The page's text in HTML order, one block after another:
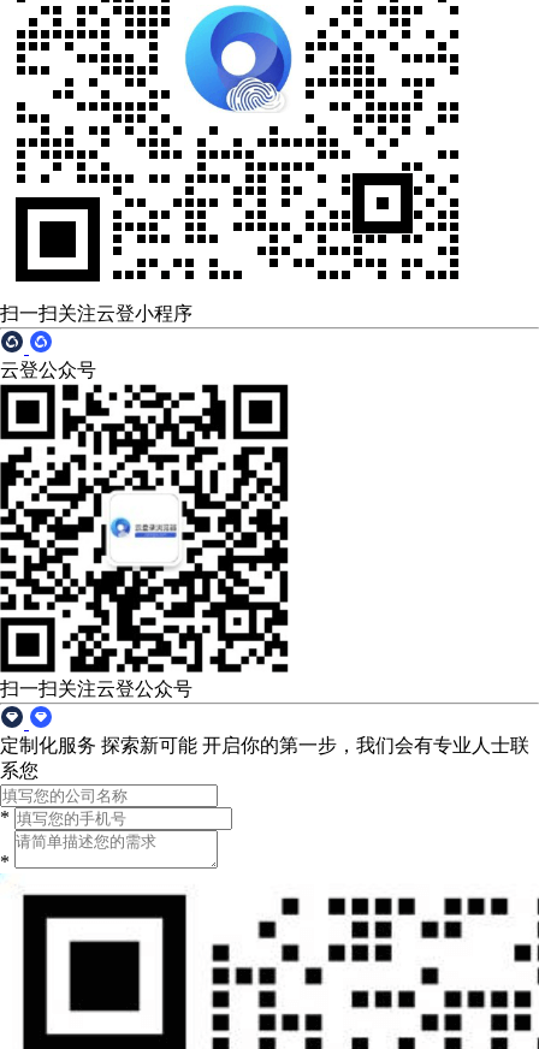
扫一扫关注云登小程序
云登公众号
扫一扫关注云登公众号
定制化服务 探索新可能 开启你的第一步，我们会有专业人士联
系您
*
*